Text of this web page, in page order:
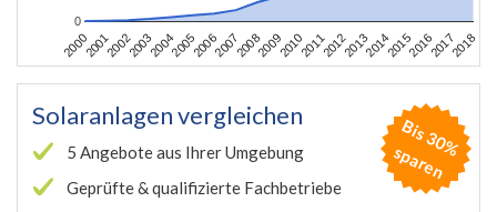
2000200120022003200420052006200720082009201020112012201320142015201620172018
0
Solaranlagen vergleichen
5 Angebote aus Ihrer Umgebung
Geprüfte & qualifizierte Fachbetriebe
B
is
3
0
%
s
p
a
r
e
n